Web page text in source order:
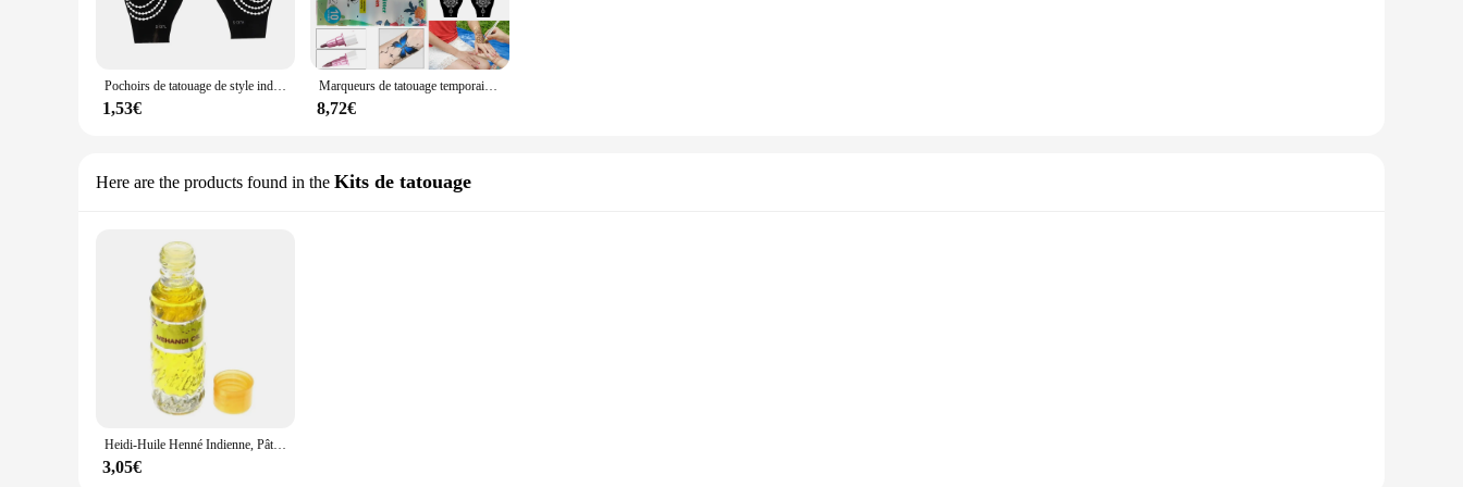
Pochoirs de tatouage de style indien Mehndi, 1 paire, autocollant temporaire pour la main, art corporel, modèle henné, DIY
1,53€
Marqueurs de tatouage temporaire pour la peau, stylo marqueur corporel, pochoirs au henné, stylos de tatouage, extrémité touristique, 6 feuilles, 10 pièces
8,72€
Here are the products found in the Kits de tatouage
Heidi-Huile Henné Indienne, Pâte de Tatouage Arc-en-ciel, Crème Brune Durable, Outil d'Assistance à la Peinture Corporelle, 6ml
3,05€